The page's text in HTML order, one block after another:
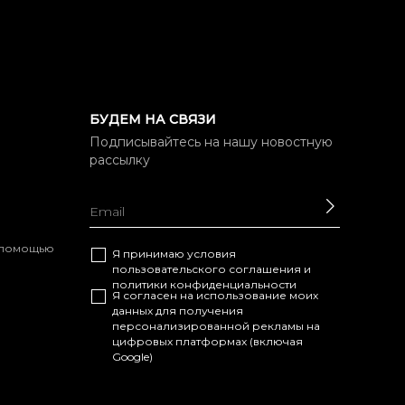
помощью
БУДЕМ НА СВЯЗИ
Подписывайтесь на нашу новостную
рассылку
Я принимаю условия
пользовательского соглашения и
политики конфиденциальности
Я согласен на использование моих
данных для получения
персонализированной рекламы на
цифровых платформах (включая
Google)